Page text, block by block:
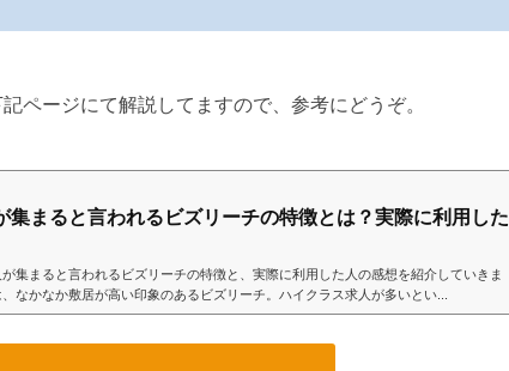
ページにて解説してますので、参考にどうぞ。
集まると言われるビズリーチの特徴とは？実際に利用した
集まると言われるビズリーチの特徴と、実際に利用した人の感想を紹介していきま
なかなか敷居が高い印象のあるビズリーチ。ハイクラス求人が多いとい...